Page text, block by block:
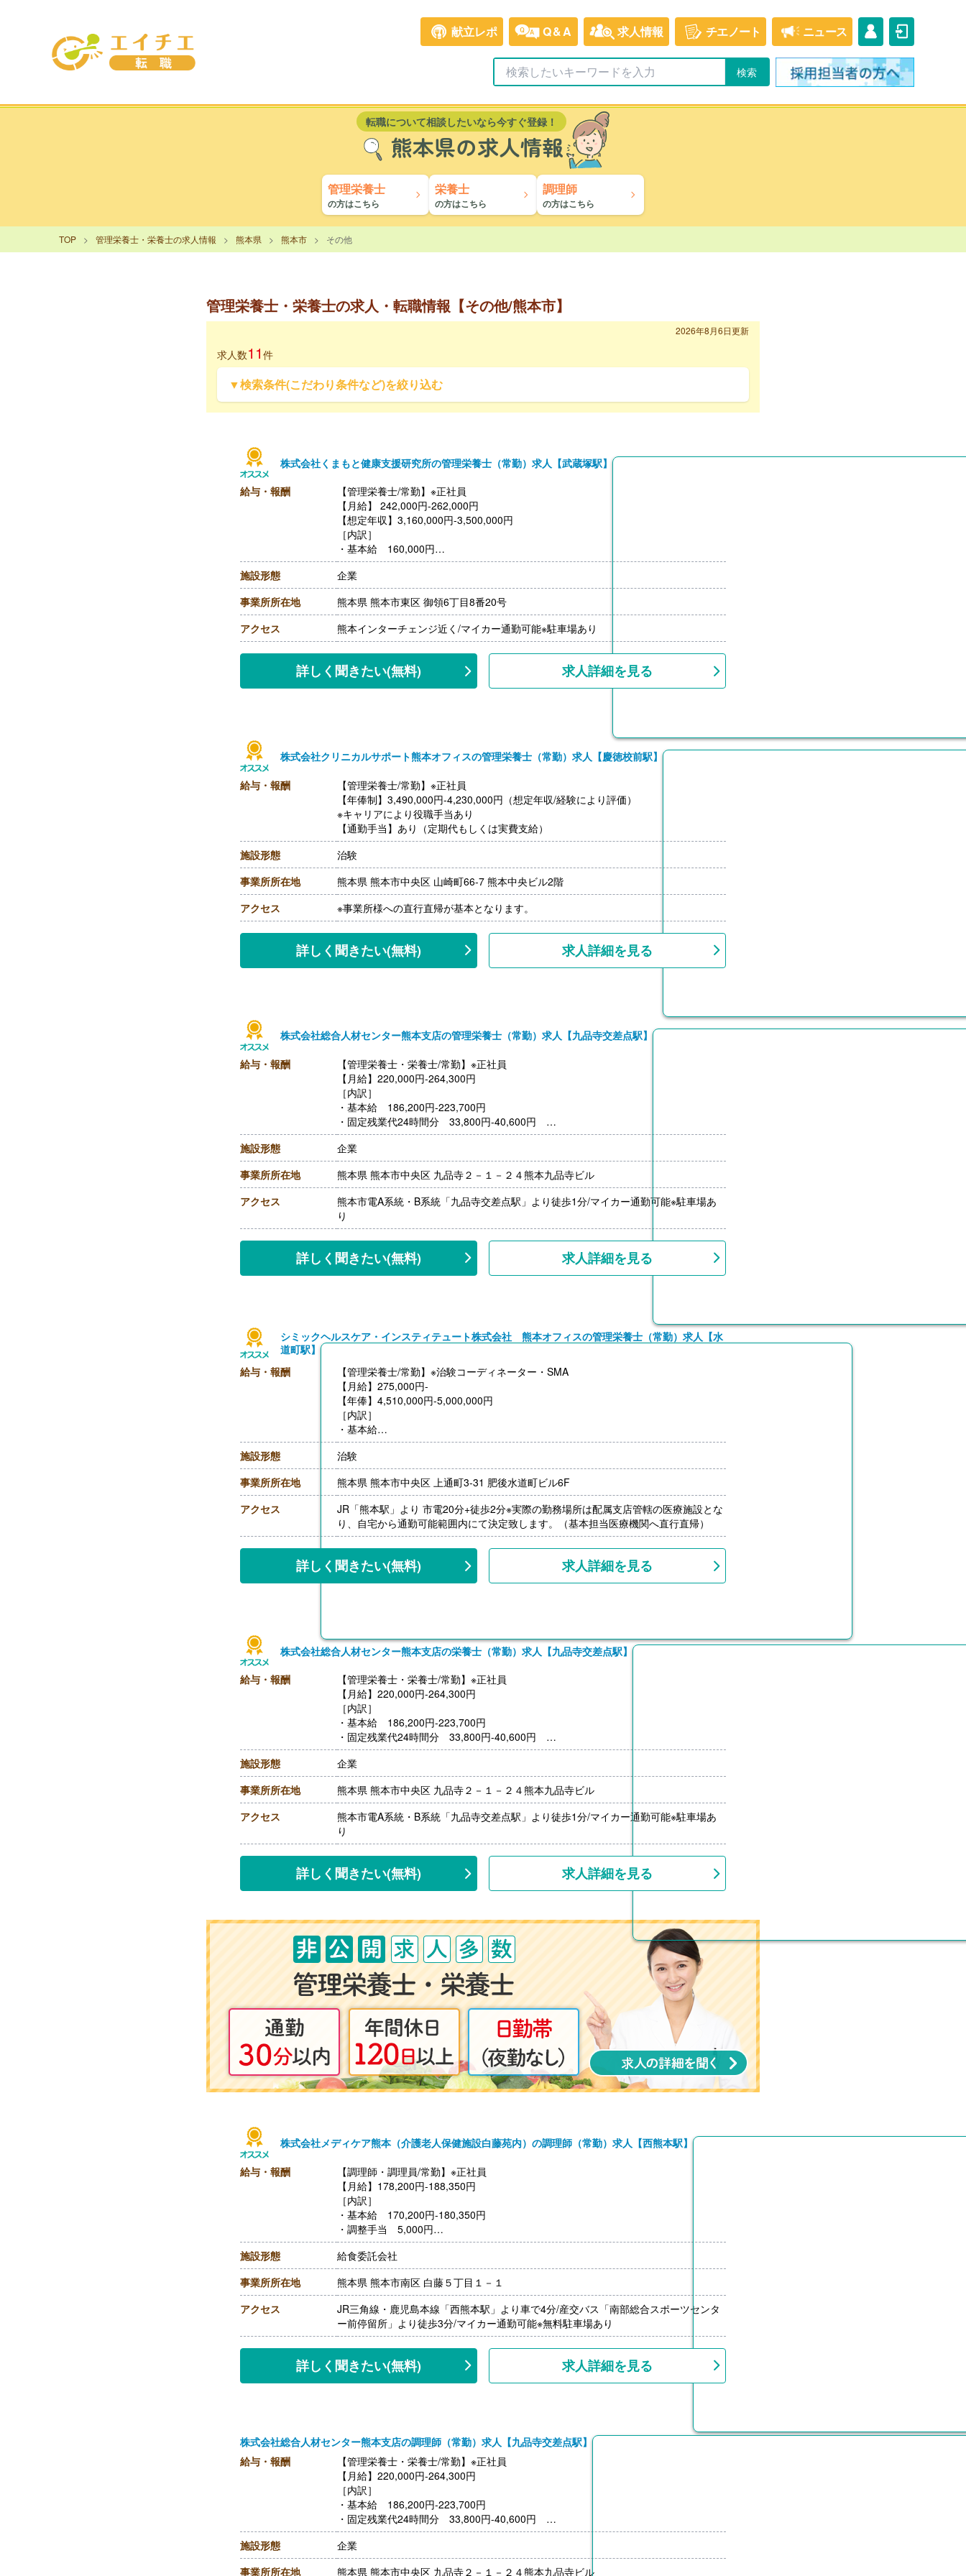
献立レポ Q&A 求人情報 チエノート ニュース
転職について相談したいなら今すぐ登録！
熊本県の求人情報
管理栄養士
の方はこちら
栄養士
の方はこちら
調理師
の方はこちら
TOP 管理栄養士・栄養士の求人情報 熊本県 熊本市 その他
管理栄養士・栄養士の求人・転職情報【その他/熊本市】
2026年8月6日更新
求人数11 件
▼検索条件(こだわり条件など)を絞り込む
株式会社くまもと健康支援研究所の管理栄養士（常勤）求人【武蔵塚駅】
給与・報酬
【管理栄養士/常勤】※正社員
【月給】 242,000円-262,000円
【想定年収】3,160,000円-3,500,000円
［内訳］
・基本給 160,000円
・固定残業代 42,000円
・諸⼿当 40,000円
［その他手当］
・役職⼿当 10,000円-100,000円
・資格⼿当 健康運動実践指導者2,000円、健康運動指導⼠15,000円
・能⼒⼿当 5,000円-25,000円※社内試験合格後⽀給
【賞与】あり（計1.00ヶ月分）※前年度実績、勤続1年経過から⽀給対象
【通勤手当】あり（上限20,000円/月）
【昇給】年1回（1月あたり0円-10,000円）※前年度実績
施設形態
企業
事業所所在地
熊本県 熊本市東区 御領6丁目8番20号
アクセス
熊本インターチェンジ近く/マイカー通勤可能※駐車場あり
詳しく聞きたい(無料) 求人詳細を見る
株式会社クリニカルサポート熊本オフィスの管理栄養士（常勤）求人【慶徳校前駅】
給与・報酬
【管理栄養士/常勤】※正社員
【年俸制】3,490,000円-4,230,000円（想定年収/経験により評価）
※キャリアにより役職手当あり
【通勤手当】あり（定期代もしくは実費支給）
施設形態
治験
事業所所在地
熊本県 熊本市中央区 山崎町66-7 熊本中央ビル2階
アクセス
※事業所様への直行直帰が基本となります。
詳しく聞きたい(無料) 求人詳細を見る
株式会社総合人材センター熊本支店の管理栄養士（常勤）求人【九品寺交差点駅】
給与・報酬
【管理栄養士・栄養士/常勤】※正社員
【月給】220,000円-264,300円
［内訳］
・基本給 186,200円-223,700円
・固定残業代24時間分 33,800円-40,600円
※24時間超過分は別途支給
【賞与】年2回（計1.00ヶ月分）※前年度実績
【通勤手当】あり（上限7,100円/月）
【昇給】あり（1月あたり3,000円-30,000円）※前年度実績
【退職金】なし
‐‐‐
【調理師/常勤】※正社員
［内訳］
・基本給 180,640円-223,700円
・固定残業代24時間分 32,800円-40,600円
【昇給】あり（1月あたり3,000円-30,000円）※前年度実績
施設形態
企業
事業所所在地
熊本県 熊本市中央区 九品寺２－１－２４熊本九品寺ビル
アクセス
熊本市電A系統・B系統「九品寺交差点駅」より徒歩1分/マイカー通勤可能※駐車場あ
り
詳しく聞きたい(無料) 求人詳細を見る
シミックヘルスケア・インスティテュート株式会社 熊本オフィスの管理栄養士（常勤）求人【水
道町駅】
給与・報酬
【管理栄養士/常勤】※治験コーディネーター・SMA
【月給】275,000円-
【年俸】4,510,000円-5,000,000円
［内訳］
・基本給
・CRC手当（入社月より付与）
※経験者の場合は経験により異なります。
※契約社員は年収の1/12を月々の給与として支給します。
※残業代支給あり（1分単位）
【賞与】年2回（計4.40ヶ月分）
【通勤手当】通勤定期代は不支給。かかった交通費は都度実費精算
【昇給】あり
施設形態
治験
事業所所在地
熊本県 熊本市中央区 上通町3-31 肥後水道町ビル6F
アクセス
JR「熊本駅」より 市電20分+徒歩2分※実際の勤務場所は配属支店管轄の医療施設とな
り、自宅から通勤可能範囲内にて決定致します。（基本担当医療機関へ直行直帰）
詳しく聞きたい(無料) 求人詳細を見る
株式会社総合人材センター熊本支店の栄養士（常勤）求人【九品寺交差点駅】
給与・報酬
【管理栄養士・栄養士/常勤】※正社員
【月給】220,000円-264,300円
［内訳］
・基本給 186,200円-223,700円
・固定残業代24時間分 33,800円-40,600円
※24時間超過分は別途支給
【賞与】年2回（計1.00ヶ月分）※前年度実績
【通勤手当】あり（上限7,100円/月）
【昇給】あり（1月あたり3,000円-30,000円）※前年度実績
【退職金】なし
‐‐‐
【調理師/常勤】※正社員
［内訳］
・基本給 180,640円-223,700円
・固定残業代24時間分 32,800円-40,600円
【賞与】年2回（計1.00ヶ月分）※前年度実績
【通勤手当】あり（上限7,100円/月）
【昇給】あり（1月あたり3,000円-30,000円）※前年度実績
【退職金】なし
施設形態
企業
事業所所在地
熊本県 熊本市中央区 九品寺２－１－２４熊本九品寺ビル
アクセス
熊本市電A系統・B系統「九品寺交差点駅」より徒歩1分/マイカー通勤可能※駐車場あ
り
詳しく聞きたい(無料) 求人詳細を見る
株式会社メディケア熊本（介護老人保健施設白藤苑内）の調理師（常勤）求人【西熊本駅】
給与・報酬
【調理師・調理員/常勤】※正社員
【月給】178,200円-188,350円
［内訳］
・基本給 170,200円-180,350円
・調整手当 5,000円
・基本給3手当 3,000円
［その他手当］
・住宅手当 5,000円-10,000円
・皆勤手当 5,000円
・早出手当 2,000円/回
【賞与】年2回（計3.60ヶ月分）※前年度実績
【通勤手当】あり（上限20,000円/月）
【昇給】あり（1月あたり1,000円-1,500円）※前年度実績
【退職金】あり※勤続1年以上、共済加入
施設形態
給食委託会社
事業所所在地
熊本県 熊本市南区 白藤５丁目１－１
アクセス
JR三角線・鹿児島本線「西熊本駅」より車で4分/産交バス「南部総合スポーツセンタ
ー前停留所」より徒歩3分/マイカー通勤可能※無料駐車場あり
詳しく聞きたい(無料) 求人詳細を見る
株式会社総合人材センター熊本支店の調理師（常勤）求人【九品寺交差点駅】
給与・報酬
【管理栄養士・栄養士/常勤】※正社員
【月給】220,000円-264,300円
［内訳］
・基本給 186,200円-223,700円
・固定残業代24時間分 33,800円-40,600円
※24時間超過分は別途支給
【賞与】年2回（計1.00ヶ月分）※前年度実績
【通勤手当】あり（上限7,100円/月）
施設形態
企業
事業所所在地
熊本県 熊本市中央区 九品寺２－１－２４熊本九品寺ビル